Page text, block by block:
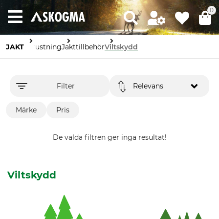
0
JAKT UtrustningJakttillbehörViltskydd
Filter Relevans
Märke Pris
De valda filtren ger inga resultat!
Viltskydd